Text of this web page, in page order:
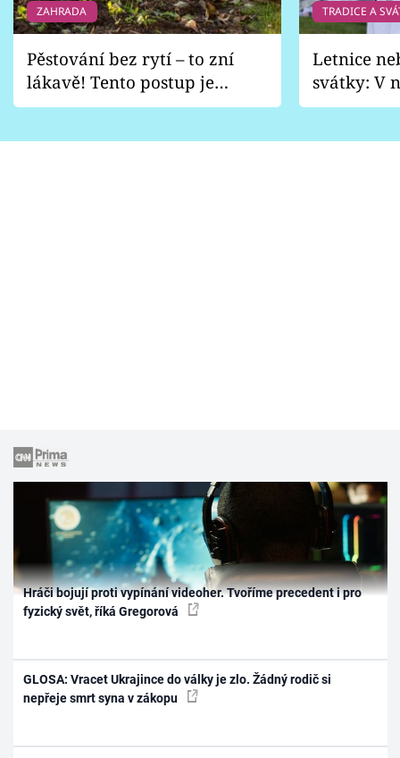
ZAHRADA
Pěstování bez rytí – to zní
lákavě! Tento postup je
vhodný jen pro některé
TRADICE A
Letnice
svátky: V
pondělí
Hráči bojují proti vypínání videoher. Tvoříme precedent i pro
fyzický svět, říká Gregorová
GLOSA: Vracet Ukrajince do války je zlo. Žádný rodič si
nepřeje smrt syna v zákopu